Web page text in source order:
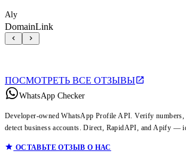
Aly
DomainLink
ПОСМОТРЕТЬ ВСЕ ОТЗЫВЫ
WhatsApp Checker
Developer-owned WhatsApp Profile API. Verify numbers,
detect business accounts. Direct, RapidAPI, and Apify —
ОСТАВЬТЕ ОТЗЫВ О НАС